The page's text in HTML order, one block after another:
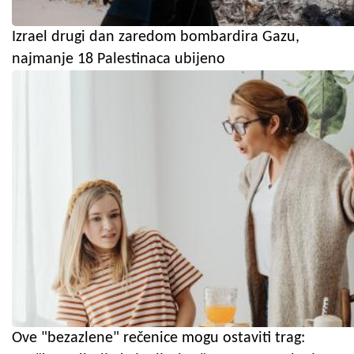
Izrael drugi dan zaredom bombardira Gazu,
najmanje 18 Palestinaca ubijeno
Ove "bezazlene" rečenice mogu ostaviti trag: